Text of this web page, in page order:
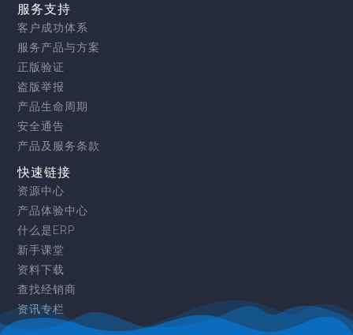
服务支持
客户成功体系
服务产品与方案
正版验证
盗版举报
产品生命周期
安全通告
产品及服务条款
快速链接
资源中心
产品体验中心
什么是ERP
新手课堂
资料下载
查找经销商
资讯专栏